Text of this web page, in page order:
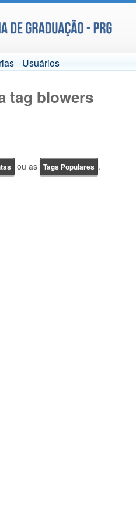
Usuários
tag blowers
ou as Tags Populares .